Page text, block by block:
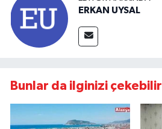
ERKAN UYSAL
Bunlar da ilginizi çekebilir